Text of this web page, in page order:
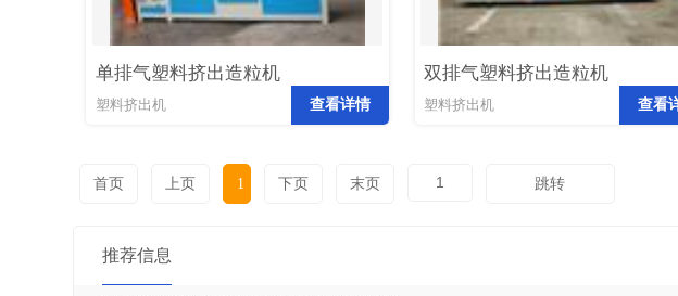
单排气塑料挤出造粒机
塑料挤出机 查看详情
双排气塑料挤出造粒机
塑料挤出机 查看
首页 上页 1 下页 末页
推荐信息